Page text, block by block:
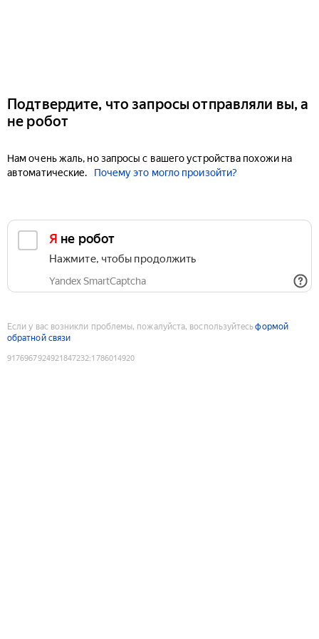
Подтвердите, что запросы отправляли вы, а
не робот
Нам очень жаль, но запросы с вашего устройства похожи на
автоматические.
Почему это могло произойти?
Я не робот
Нажмите, чтобы продолжить
Yandex SmartCaptcha
Если у вас возникли проблемы, пожалуйста, воспользуйтесьформой
обратной связи
9176967924921847232:1786014920